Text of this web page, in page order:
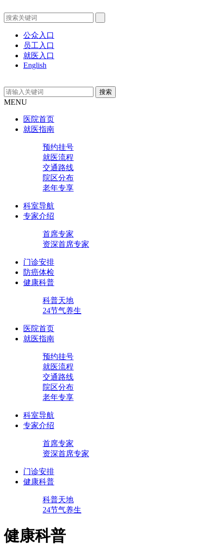
公众入口
员工入口
就医入口
English
MENU
医院首页
就医指南
预约挂号
就医流程
交通路线
院区分布
老年专享
科室导航
专家介绍
首席专家
资深首席专家
门诊安排
防癌体检
健康科普
科普天地
24节气养生
医院首页
就医指南
预约挂号
就医流程
交通路线
院区分布
老年专享
科室导航
专家介绍
首席专家
资深首席专家
门诊安排
健康科普
科普天地
24节气养生
健康科普